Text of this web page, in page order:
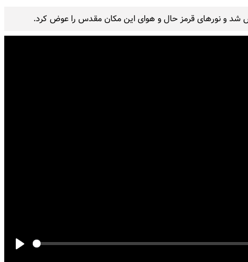
شد و نورهای قرمز حال و هوای این مکان مقدس را عوض کرد.